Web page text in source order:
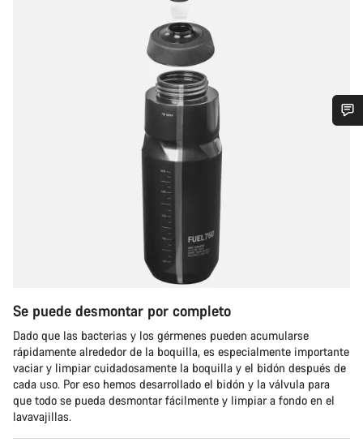
Se puede desmontar por completo
Dado que las bacterias y los gérmenes pueden acumularse
rápidamente alrededor de la boquilla, es especialmente importante
vaciar y limpiar cuidadosamente la boquilla y el bidón después de
cada uso. Por eso hemos desarrollado el bidón y la válvula para
que todo se pueda desmontar fácilmente y limpiar a fondo en el
lavavajillas.
¿Necesitas ayuda?
Nuestros expertos estarán encantados de responder a tus
Abrir chat
Cerrar